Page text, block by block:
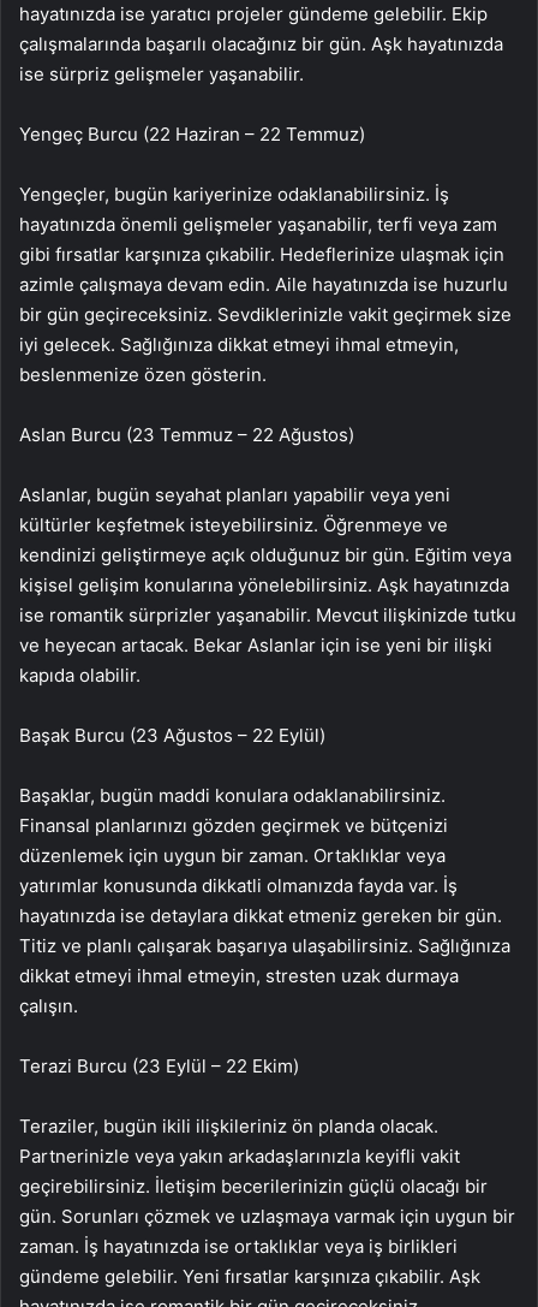
hayatınızda ise yaratıcı projeler gündeme gelebilir. Ekip
çalışmalarında başarılı olacağınız bir gün. Aşk hayatınızda
ise sürpriz gelişmeler yaşanabilir.
Yengeç Burcu (22 Haziran – 22 Temmuz)
Yengeçler, bugün kariyerinize odaklanabilirsiniz. İş
hayatınızda önemli gelişmeler yaşanabilir, terfi veya zam
gibi fırsatlar karşınıza çıkabilir. Hedeflerinize ulaşmak için
azimle çalışmaya devam edin. Aile hayatınızda ise huzurlu
bir gün geçireceksiniz. Sevdiklerinizle vakit geçirmek size
iyi gelecek. Sağlığınıza dikkat etmeyi ihmal etmeyin,
beslenmenize özen gösterin.
Aslan Burcu (23 Temmuz – 22 Ağustos)
Aslanlar, bugün seyahat planları yapabilir veya yeni
kültürler keşfetmek isteyebilirsiniz. Öğrenmeye ve
kendinizi geliştirmeye açık olduğunuz bir gün. Eğitim veya
kişisel gelişim konularına yönelebilirsiniz. Aşk hayatınızda
ise romantik sürprizler yaşanabilir. Mevcut ilişkinizde tutku
ve heyecan artacak. Bekar Aslanlar için ise yeni bir ilişki
kapıda olabilir.
Başak Burcu (23 Ağustos – 22 Eylül)
Başaklar, bugün maddi konulara odaklanabilirsiniz.
Finansal planlarınızı gözden geçirmek ve bütçenizi
düzenlemek için uygun bir zaman. Ortaklıklar veya
yatırımlar konusunda dikkatli olmanızda fayda var. İş
hayatınızda ise detaylara dikkat etmeniz gereken bir gün.
Titiz ve planlı çalışarak başarıya ulaşabilirsiniz. Sağlığınıza
dikkat etmeyi ihmal etmeyin, stresten uzak durmaya
çalışın.
Terazi Burcu (23 Eylül – 22 Ekim)
Teraziler, bugün ikili ilişkileriniz ön planda olacak.
Partnerinizle veya yakın arkadaşlarınızla keyifli vakit
geçirebilirsiniz. İletişim becerilerinizin güçlü olacağı bir
gün. Sorunları çözmek ve uzlaşmaya varmak için uygun bir
zaman. İş hayatınızda ise ortaklıklar veya iş birlikleri
gündeme gelebilir. Yeni fırsatlar karşınıza çıkabilir. Aşk